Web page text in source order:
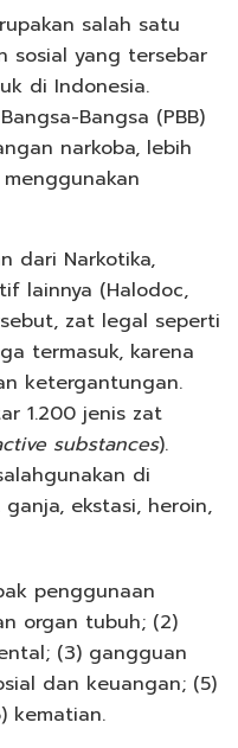
salah satu
sosial yang tersebar
di Indonesia.
Bangsa (PBB)
narkoba, lebih
dari Narkotika,
lainnya (Halodoc,
zat legal seperti
termasuk, karena
ketergantungan.
1.200 jenis zat
substances).
di
ekstasi, heroin,
penggunaan
organ tubuh; (2)
(3) gangguan
dan keuangan; (5)
kematian.